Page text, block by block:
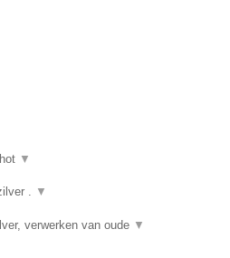
▼
. ▼
verwerken van oude ▼